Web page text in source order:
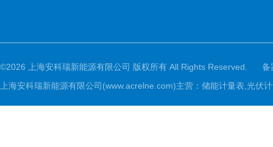
©2026 上海安科瑞新能源有限公司 版权所有 All Rights Reserved.
备
上海安科瑞新能源有限公司(www.acrelne.com)主营：储能计量表,光伏